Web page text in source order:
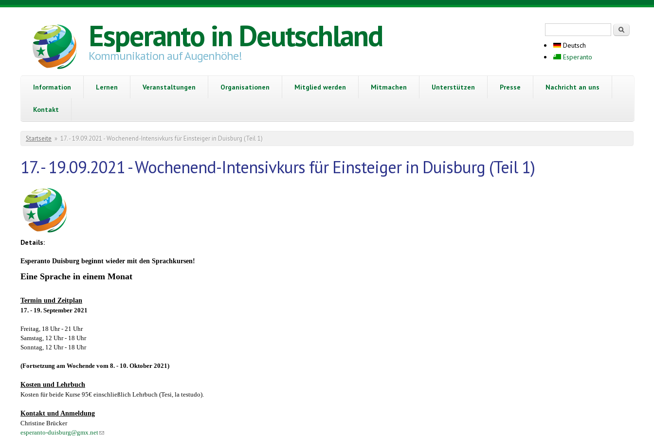
Direkt zum Inhalt
Esperanto in Deutschland
Kommunikation auf Augenhöhe!
Deutsch
Esperanto
Information Lernen Veranstaltungen Organisationen Mitglied werden Mitmachen Unterstützen Presse Nachricht an uns
Kontakt
Sie sind hier
Startseite » 17. - 19.09.2021 - Wochenend-Intensivkurs für Einsteiger in Duisburg (Teil 1)
17. - 19.09.2021 - Wochenend-Intensivkurs für Einsteiger in Duisburg (Teil 1)
Details:
Esperanto Duisburg beginnt wieder mit den Sprachkursen!
Eine Sprache in einem Monat
Termin und Zeitplan
17. - 19. September 2021
Freitag, 18 Uhr - 21 Uhr
Samstag, 12 Uhr - 18 Uhr
Sonntag, 12 Uhr - 18 Uhr
(Fortsetzung am Wochende vom 8. - 10. Oktober 2021)
Kosten und Lehrbuch
Kosten für beide Kurse 95€ einschließlich Lehrbuch (Tesi, la testudo).
Kontakt und Anmeldung
Christine Brücker
esperanto-duisburg@gmx.net(link sends e-mail)